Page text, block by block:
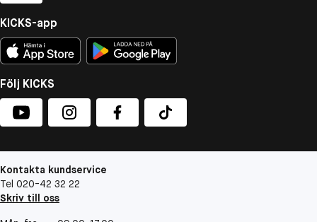
KICKS-app
Följ KICKS
Kontakta kundservice
Tel 020-42 32 22
Skriv till oss